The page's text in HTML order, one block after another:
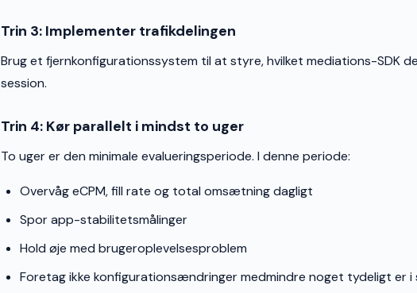
Trin 3: Implementer trafikdelingen
Brug et fjernkonfigurationssystem til at styre, hvilket mediations-SDK
session.
Trin 4: Kør parallelt i mindst to uger
To uger er den minimale evalueringsperiode. I denne periode:
Overvåg eCPM, fill rate og total omsætning dagligt
Spor app-stabilitetsmålinger
Hold øje med brugeroplevelsesproblem
Foretag ikke konfigurationsændringer medmindre noget tydeligt er i